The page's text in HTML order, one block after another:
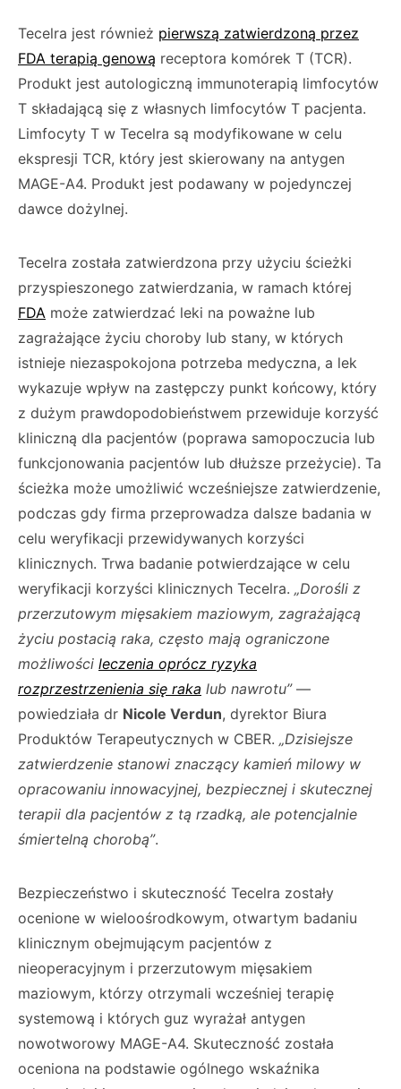
Tecelra jest również pierwszą zatwierdzoną przez
FDA terapią genową receptora komórek T (TCR).
Produkt jest autologiczną immunoterapią limfocytów
T składającą się z własnych limfocytów T pacjenta.
Limfocyty T w Tecelra są modyfikowane w celu
ekspresji TCR, który jest skierowany na antygen
MAGE-A4. Produkt jest podawany w pojedynczej
dawce dożylnej.
Tecelra została zatwierdzona przy użyciu ścieżki
przyspieszonego zatwierdzania, w ramach której
FDA może zatwierdzać leki na poważne lub
zagrażające życiu choroby lub stany, w których
istnieje niezaspokojona potrzeba medyczna, a lek
wykazuje wpływ na zastępczy punkt końcowy, który
z dużym prawdopodobieństwem przewiduje korzyść
kliniczną dla pacjentów (poprawa samopoczucia lub
funkcjonowania pacjentów lub dłuższe przeżycie). Ta
ścieżka może umożliwić wcześniejsze zatwierdzenie,
podczas gdy firma przeprowadza dalsze badania w
celu weryfikacji przewidywanych korzyści
klinicznych. Trwa badanie potwierdzające w celu
weryfikacji korzyści klinicznych Tecelra. „Dorośli z
przerzutowym mięsakiem maziowym, zagrażającą
życiu postacią raka, często mają ograniczone
możliwości leczenia oprócz ryzyka
rozprzestrzenienia się raka lub nawrotu”—
powiedziała dr Nicole Verdun, dyrektor Biura
Produktów Terapeutycznych w CBER. „Dzisiejsze
zatwierdzenie stanowi znaczący kamień milowy w
opracowaniu innowacyjnej, bezpiecznej i skutecznej
terapii dla pacjentów z tą rzadką, ale potencjalnie
śmiertelną chorobą”.
Bezpieczeństwo i skuteczność Tecelra zostały
ocenione w wieloośrodkowym, otwartym badaniu
klinicznym obejmującym pacjentów z
nieoperacyjnym i przerzutowym mięsakiem
maziowym, którzy otrzymali wcześniej terapię
systemową i których guz wyrażał antygen
nowotworowy MAGE-A4. Skuteczność została
oceniona na podstawie ogólnego wskaźnika